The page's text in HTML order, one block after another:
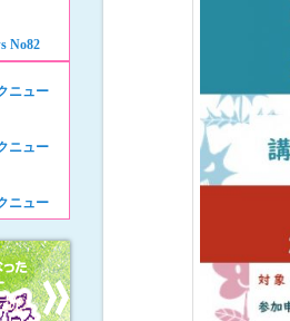
No82
No81
No80
No79
No78
ニュー
ニュー
ニュー
ニュー
ニュー